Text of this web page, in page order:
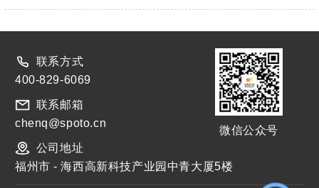
联系方式
400-829-6069
联系邮箱
chenq@spoto.cn
公司地址
微信公众号
福州市 - 海西高新科技产业园中青大厦5楼